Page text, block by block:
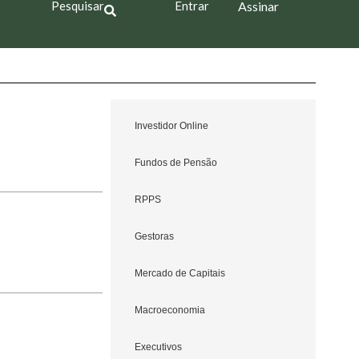
Pesquisar Entrar Assinar
Investidor Online
Fundos de Pensão
RPPS
Gestoras
Mercado de Capitais
Macroeconomia
Executivos